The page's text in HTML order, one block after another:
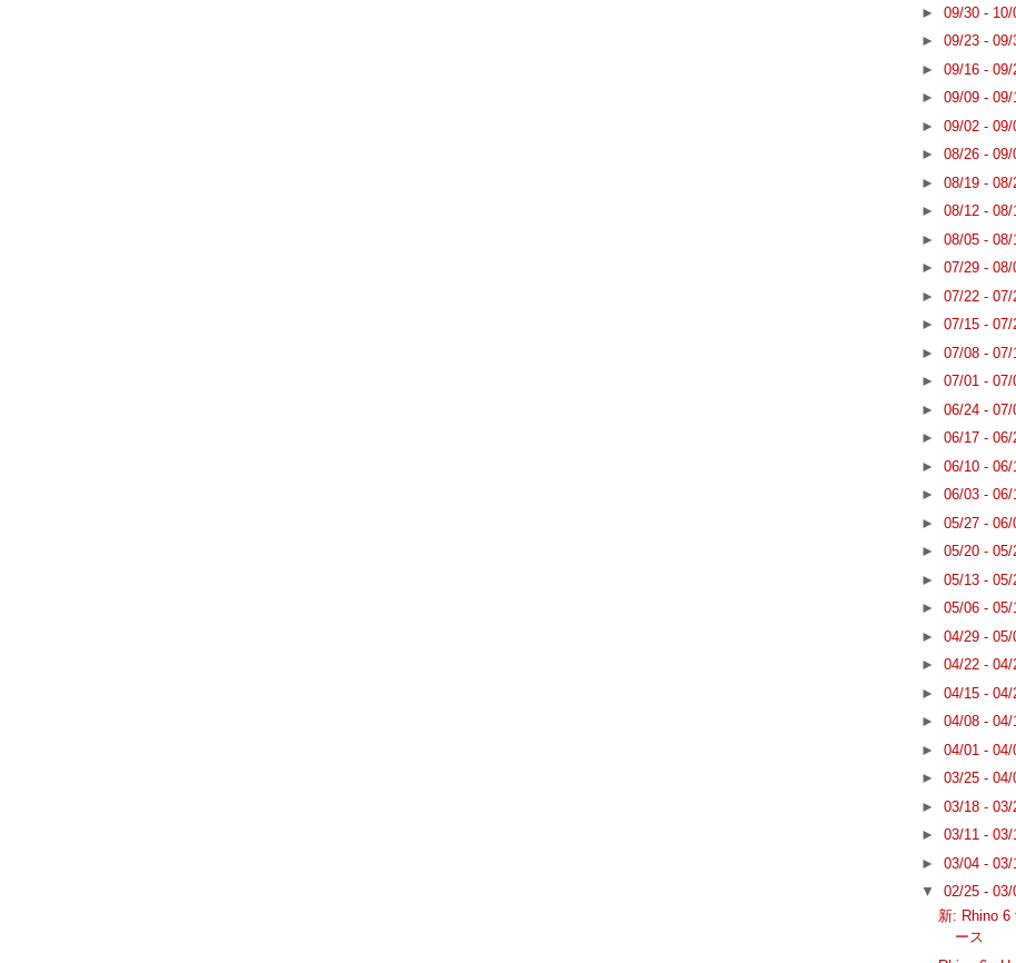
► 09/30 - 10/
► 09/23 - 09/
► 09/16 - 09/
► 09/09 - 09/
► 09/02 - 09/
► 08/26 - 09/
► 08/19 - 08/
► 08/12 - 08/
► 08/05 - 08/
► 07/29 - 08/
► 07/22 - 07/
► 07/15 - 07/
► 07/08 - 07/
► 07/01 - 07/
► 06/24 - 07/
► 06/17 - 06/
► 06/10 - 06/
► 06/03 - 06/
► 05/27 - 06/
► 05/20 - 05/
► 05/13 - 05/
► 05/06 - 05/
► 04/29 - 05/
► 04/22 - 04/
► 04/15 - 04/
► 04/08 - 04/
► 04/01 - 04/
► 03/25 - 04/
► 03/18 - 03/
► 03/11 - 03/
► 03/04 - 03/
▼ 02/25 - 03/
新: Rhino 6
ース